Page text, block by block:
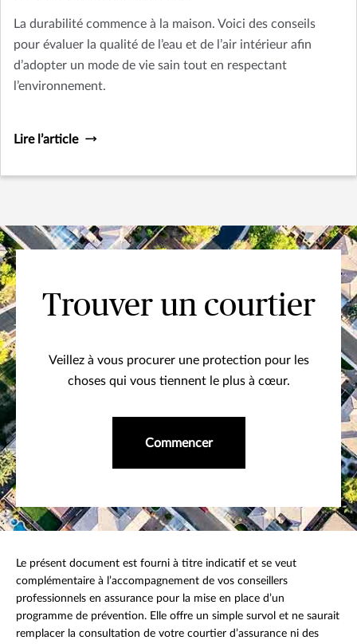
La durabilité commence à la maison. Voici des conseils
pour évaluer la qualité de l’eau et de l’air intérieur afin
d’adopter un mode de vie sain tout en respectant
l’environnement.
Lire l’article
Trouver un courtier
Veillez à vous procurer une protection pour les
choses qui vous tiennent le plus à cœur.
Commencer
Le présent document est fourni à titre indicatif et se veut
complémentaire à l’accompagnement de vos conseillers
professionnels en assurance pour la mise en place d’un
programme de prévention. Elle offre un simple survol et ne saurait
remplacer la consultation de votre courtier d’assurance ni des